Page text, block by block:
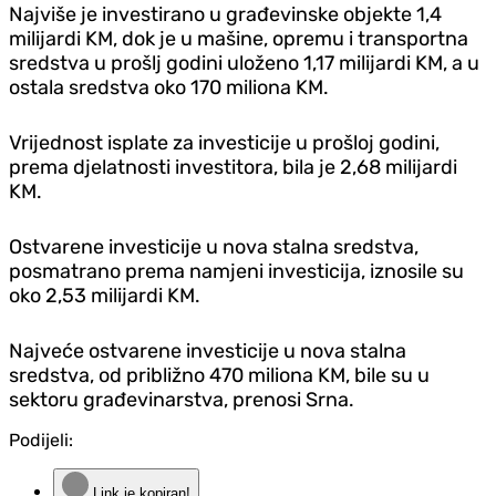
Najviše je investirano u građevinske objekte 1,4
milijardi KM, dok je u mašine, opremu i transportna
sredstva u prošlj godini uloženo 1,17 milijardi KM, a u
ostala sredstva oko 170 miliona KM.
Vrijednost isplate za investicije u prošloj godini,
prema d‌jelatnosti investitora, bila je 2,68 milijardi
KM.
Ostvarene investicije u nova stalna sredstva,
posmatrano prema namjeni investicija, iznosile su
oko 2,53 milijardi KM.
Najveće ostvarene investicije u nova stalna
sredstva, od približno 470 miliona KM, bile su u
sektoru građevinarstva, prenosi Srna.
Podijeli: